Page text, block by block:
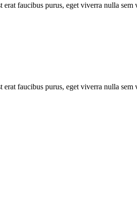
faucibus purus, eget viverra nulla
faucibus purus, eget viverra nulla sem